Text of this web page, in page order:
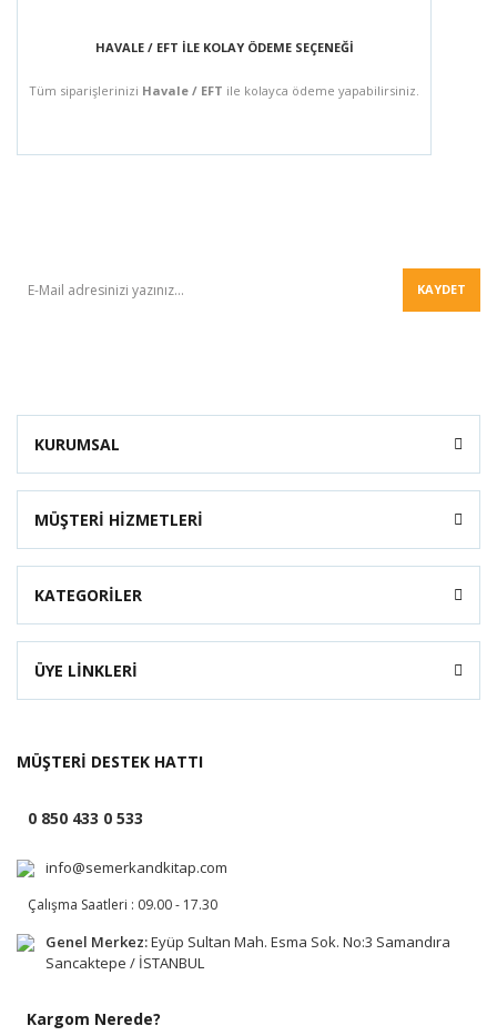
HAVALE / EFT İLE KOLAY ÖDEME SEÇENEĞİ
Tüm siparişlerinizi Havale / EFT ile kolayca ödeme yapabilirsiniz.
KAYDET
KURUMSAL
MÜŞTERİ HİZMETLERİ
KATEGORİLER
ÜYE LİNKLERİ
MÜŞTERİ DESTEK HATTI
0 850 433 0 533
info@semerkandkitap.com
Çalışma Saatleri : 09.00 - 17.30
Genel Merkez:Eyüp Sultan Mah. Esma Sok. No:3 Samandıra
Sancaktepe / İSTANBUL
Kargom Nerede?